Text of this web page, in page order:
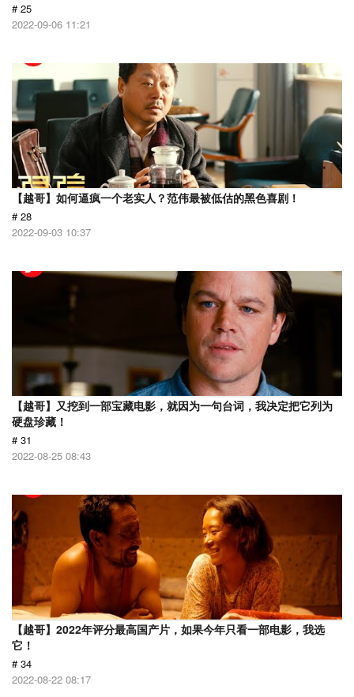
# 25
2022-09-06 11:21
【越哥】如何逼疯一个老实人？范伟最被低估的黑色喜剧！
# 28
2022-09-03 10:37
【越哥】又挖到一部宝藏电影，就因为一句台词，我决定把它列为
硬盘珍藏！
# 31
2022-08-25 08:43
【越哥】2022年评分最高国产片，如果今年只看一部电影，我选
它！
# 34
2022-08-22 08:17